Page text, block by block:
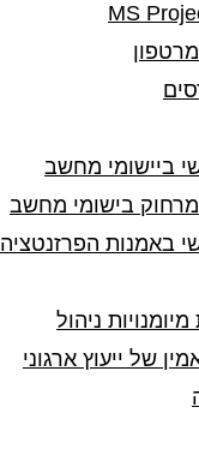
ביישומי מחשב
בישומי מחשב
באמנות הפרזנטציה
ניהול
של ייעוץ ארגוני